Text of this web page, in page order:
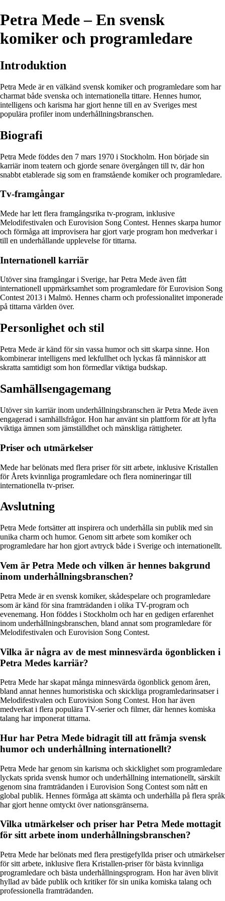
Petra Mede – En svensk
komiker och programledare
Introduktion
Petra Mede är en välkänd svensk komiker och programledare som har
charmat både svenska och internationella tittare. Hennes humor,
intelligens och karisma har gjort henne till en av Sveriges mest
populära profiler inom underhållningsbranschen.
Biografi
Petra Mede föddes den 7 mars 1970 i Stockholm. Hon började sin
karriär inom teatern och gjorde senare övergången till tv, där hon
snabbt etablerade sig som en framstående komiker och programledare.
Tv-framgångar
Mede har lett flera framgångsrika tv-program, inklusive
Melodifestivalen och Eurovision Song Contest. Hennes skarpa humor
och förmåga att improvisera har gjort varje program hon medverkar i
till en underhållande upplevelse för tittarna.
Internationell karriär
Utöver sina framgångar i Sverige, har Petra Mede även fått
internationell uppmärksamhet som programledare för Eurovision Song
Contest 2013 i Malmö. Hennes charm och professionalitet imponerade
på tittarna världen över.
Personlighet och stil
Petra Mede är känd för sin vassa humor och sitt skarpa sinne. Hon
kombinerar intelligens med lekfullhet och lyckas få människor att
skratta samtidigt som hon förmedlar viktiga budskap.
Samhällsengagemang
Utöver sin karriär inom underhållningsbranschen är Petra Mede även
engagerad i samhällsfrågor. Hon har använt sin plattform för att lyfta
viktiga ämnen som jämställdhet och mänskliga rättigheter.
Priser och utmärkelser
Mede har belönats med flera priser för sitt arbete, inklusive Kristallen
för Årets kvinnliga programledare och flera nomineringar till
internationella tv-priser.
Avslutning
Petra Mede fortsätter att inspirera och underhålla sin publik med sin
unika charm och humor. Genom sitt arbete som komiker och
programledare har hon gjort avtryck både i Sverige och internationellt.
Vem är Petra Mede och vilken är hennes bakgrund
inom underhållningsbranschen?
Petra Mede är en svensk komiker, skådespelare och programledare
som är känd för sina framträdanden i olika TV-program och
evenemang. Hon föddes i Stockholm och har en gedigen erfarenhet
inom underhållningsbranschen, bland annat som programledare för
Melodifestivalen och Eurovision Song Contest.
Vilka är några av de mest minnesvärda ögonblicken i
Petra Medes karriär?
Petra Mede har skapat många minnesvärda ögonblick genom åren,
bland annat hennes humoristiska och skickliga programledarinsatser i
Melodifestivalen och Eurovision Song Contest. Hon har även
medverkat i flera populära TV-serier och filmer, där hennes komiska
talang har imponerat tittarna.
Hur har Petra Mede bidragit till att främja svensk
humor och underhållning internationellt?
Petra Mede har genom sin karisma och skicklighet som programledare
lyckats sprida svensk humor och underhållning internationellt, särskilt
genom sina framträdanden i Eurovision Song Contest som nått en
global publik. Hennes förmåga att skämta och underhålla på flera språk
har gjort henne omtyckt över nationsgränserna.
Vilka utmärkelser och priser har Petra Mede mottagit
för sitt arbete inom underhållningsbranschen?
Petra Mede har belönats med flera prestigefyllda priser och utmärkelser
för sitt arbete, inklusive flera Kristallen-priser för bästa kvinnliga
programledare och bästa underhållningsprogram. Hon har även blivit
hyllad av både publik och kritiker för sin unika komiska talang och
professionella framträdanden.